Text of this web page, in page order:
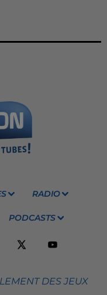
RADIO
PODCASTS
DES JEUX